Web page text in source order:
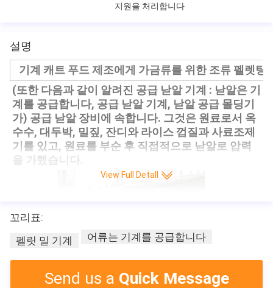
지원을 처리합니다
설명
기계 캐트 푸드 제조에게 가금류를 위한 조류 펠렛
(또한 다음과 같이 알려진 공급 낟알 기계 : 낟알은 기
계를 공급합니다, 공급 낟알 기계, 낟알 공급 몰딩기
가) 공급 낟알 장비에 속합니다. 그것은 원료로서 옥
수수, 대두박, 밀짚, 잔디와 라이스 껍질과 사료조제
기를 있고, 원료를 부순 후 직접적으로 낟알로 압력
을 가했습니다.
View Full Detall
꼬리표:
펠릿 밀 기계
어류는 기계를 공급합니다
Send us a Quick Message